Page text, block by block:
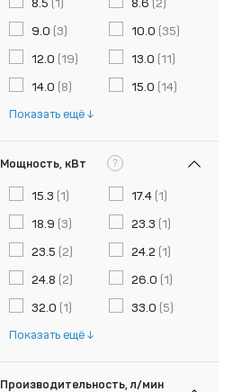
8.5 (1) 8.6 (2)
9.0 (3) 10.0 (35)
12.0 (19) 13.0 (11)
14.0 (8) 15.0 (14)
Показать ещё
Мощность, кВт ?
15.3 (1) 17.4 (1)
18.9 (3) 23.3 (1)
23.5 (2) 24.2 (1)
24.8 (2) 26.0 (1)
32.0 (1) 33.0 (5)
Показать ещё
Производительность, л/мин